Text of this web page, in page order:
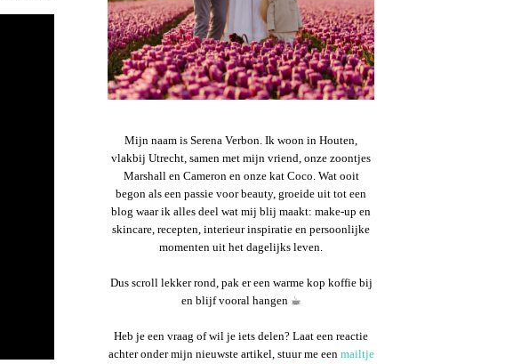
Mijn naam is Serena Verbon. Ik woon in Houten,
vlakbij Utrecht, samen met mijn vriend, onze zoontjes
Marshall en Cameron en onze kat Coco. Wat ooit
begon als een passie voor beauty, groeide uit tot een
blog waar ik alles deel wat mij blij maakt: make-up en
skincare, recepten, interieur inspiratie en persoonlijke
momenten uit het dagelijks leven.
Dus scroll lekker rond, pak er een warme kop koffie bij
en blijf vooral hangen ☕︎
Heb je een vraag of wil je iets delen? Laat een reactie
achter onder mijn nieuwste artikel, stuur me een mailtje